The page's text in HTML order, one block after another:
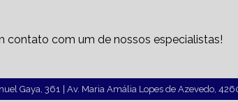
contato com um de nossos especialistas!
Gaya, 361 | Av. Maria Amália Lopes de Azevedo,